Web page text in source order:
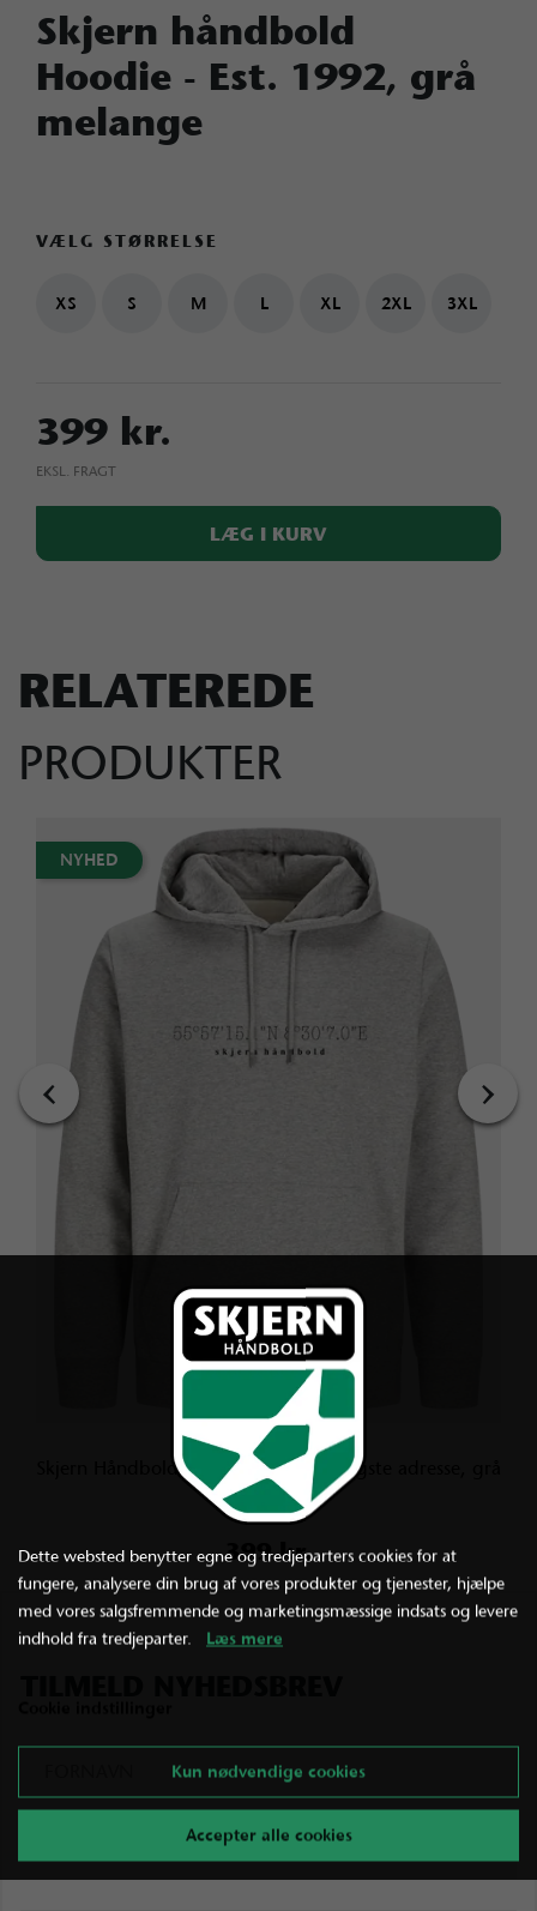
Skjern håndbold
Hoodie - Est. 1992, grå
melange
VÆLG STØRRELSE
XS S M L XL 2XL 3XL
399 kr.
EKSL. FRAGT
LÆG I KURV
RELATEREDE
PRODUKTER
NYHED
Skjern Håndbold Hoodie - Byens vigtigste adresse, grå
melange
399 kr.
‹ ›
Dette websted benytter egne og tredjeparters cookies for at
fungere, analysere din brug af vores produkter og tjenester, hjælpe
med vores salgsfremmende og marketingsmæssige indsats og levere
indhold fra tredjeparter. Læs mere
Kun nødvendige cookies
Accepter alle cookies